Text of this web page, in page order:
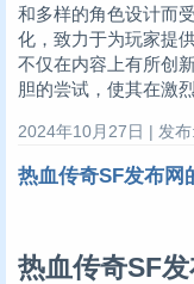
和多样的角色设计而
化，致力于为玩家提
不仅在内容上有所创
胆的尝试，使其在激
2024年10月27日 | 发
热血传奇SF发布网
热血传奇SF